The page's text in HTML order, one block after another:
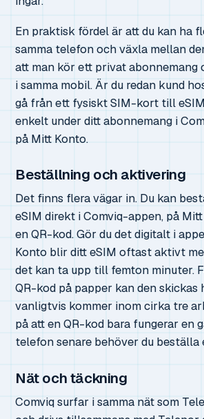
En praktisk fördel är att du kan ha
samma telefon och växla mellan
att man kör ett privat
i samma mobil. Är du redan kund
gå från ett fysiskt SIM-kort till
enkelt under ditt abonnemang i
på Mitt Konto.
Beställning och aktivering
Det finns flera vägar in. Du kan
eSIM direkt i Comviq-appen, på
en QR-kod. Gör du det digitalt i
Konto blir ditt eSIM oftast aktivt
det kan ta upp till femton minuter.
QR-kod på papper kan den skickas
vanligtvis kommer inom cirka tre
på att en QR-kod bara fungerar en
telefon senare behöver du beställa
Nät och täckning
Comviq surfar i samma nät som